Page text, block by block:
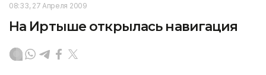
08:33, 27 Апреля 2009
На Иртыше открылась навигация